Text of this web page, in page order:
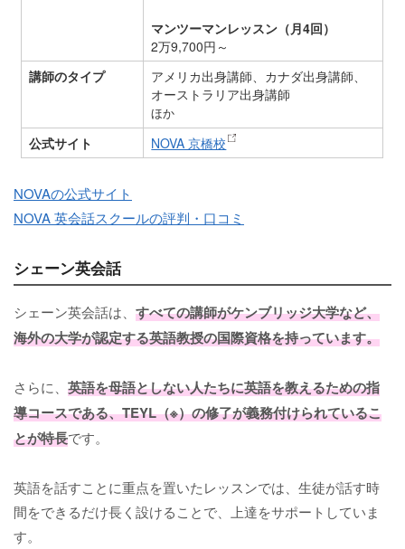
マンツーマンレッスン（月4回）
2万9,700円～
講師のタイプ
アメリカ出身講師、カナダ出身講師、
オーストラリア出身講師
ほか
公式サイト NOVA 京橋校
NOVAの公式サイト
NOVA 英会話スクールの評判・口コミ
シェーン英会話
シェーン英会話は、 すべての講師がケンブリッジ大学など、
海外の大学が認定する英語教授の国際資格を持っています。
さらに、 英語を母語としない人たちに英語を教えるための指
導コースである、TEYL（※）の修了が義務付けられているこ
とが特長です。
英語を話すことに重点を置いたレッスンでは、生徒が話す時
間をできるだけ長く設けることで、上達をサポートしていま
す。